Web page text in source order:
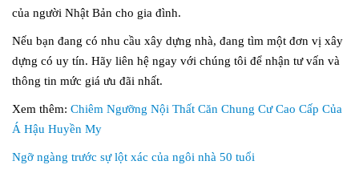
của người Nhật Bản cho gia đình.
Nếu bạn đang có nhu cầu xây dựng nhà, đang tìm một đơn vị xây
dựng có uy tín. Hãy liên hệ ngay với chúng tôi để nhận tư vấn và
thông tin mức giá ưu đãi nhất.
Xem thêm: Chiêm Ngưỡng Nội Thất Căn Chung Cư Cao Cấp Của
Á Hậu Huyền My
Ngỡ ngàng trước sự lột xác của ngôi nhà 50 tuổi